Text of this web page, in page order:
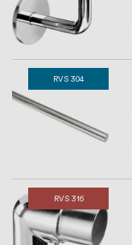
RVS 304
RVS 316